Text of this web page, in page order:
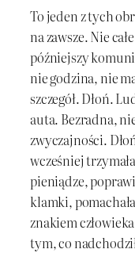
To jeden z tych
na zawsze. Nie
późniejszy
nie godzina, nie
szczegół. Dłoń.
auta. Bezradna,
zwyczajności.
wcześniej
pieniądze,
klamki,
znakiem
tym, co